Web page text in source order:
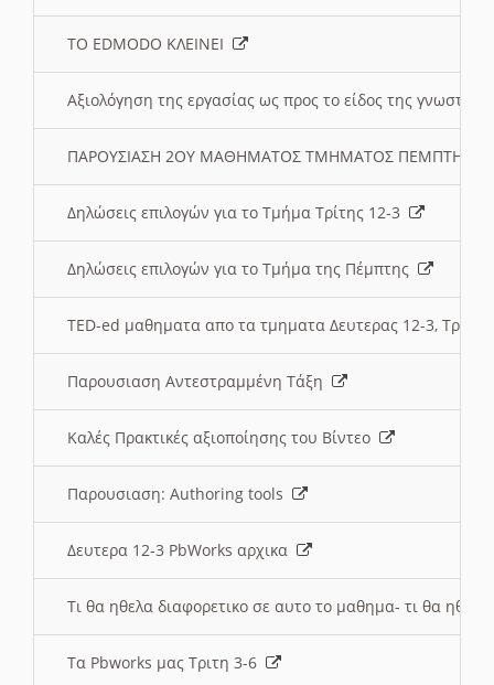
ΤΟ EDMODO ΚΛΕΙΝΕΙ
Αξιολόγηση της εργασίας ως προς το είδος της
ΠΑΡΟΥΣΙΑΣΗ 2ΟΥ ΜΑΘΗΜΑΤΟΣ ΤΜΗΜΑΤΟΣ
Δηλώσεις επιλογών για το Τμήμα Τρίτης 12-3
Δηλώσεις επιλογών για το Τμήμα της Πέμπτης
TED-ed μαθηματα απο τα τμηματα Δευτερας 12-3,
Παρουσιαση Αντεστραμμένη Τάξη
Καλές Πρακτικές αξιοποίησης του Βίντεο
Παρουσιαση: Authoring tools
Δευτερα 12-3 PbWorks αρχικα
Τι θα ηθελα διαφορετικο σε αυτο το μαθημα- τι θα
Τα Pbworks μας Τριτη 3-6